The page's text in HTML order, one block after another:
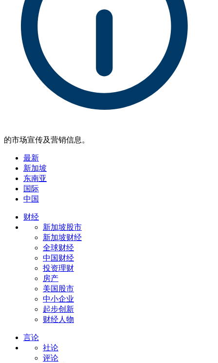
的市场宣传及营销信息。
最新
新加坡
东南亚
国际
中国
财经
新加坡股市
新加坡财经
全球财经
中国财经
投资理财
房产
美国股市
中小企业
起步创新
财经人物
言论
社论
评论